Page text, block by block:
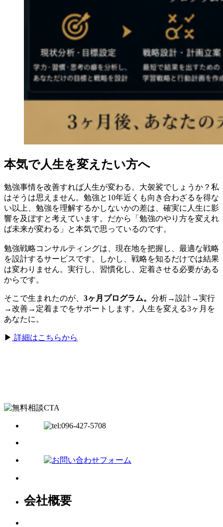
本気で人生を変えたい方へ
勉強事情を改善すれば人生が変わる。大袈裟でしょうか？私
はそうは思えません。勉強と10年近くも向き合わざるを得な
い以上、勉強を理解するかしないかの差は、確実に人生に影
響を及ぼすと考えています。だから「勉強のやり方を変えれ
ば未来が変わる」と本気で思っているのです。
勉強戦略コンサルティングは、現在地を把握し、最適な戦略
を設計するサービスです。しかし、戦略を知るだけでは結果
は変わりません。実行し、習慣化し、定着させる必要がある
からです。
そこで生まれたのが、 3ヶ月プログラム。 分析→設計→実行
→改善→定着までをサポートします。人生を変える3ヶ月を
あなたに。
▶ 詳細はこちらから
会社概要